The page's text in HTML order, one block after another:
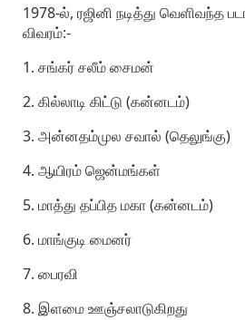
1978-ல், ரஜினி நடித்து வெளிவந்த
விவரம்:-
1. சங்கர் சலீம் சைமன்
2. கில்லாடி கிட்டு (கன்னடம்)
3. அன்னதம்முல சவால் (தெலுங்கு)
4. ஆயிரம் ஜென்மங்கள்
5. மாத்து தப்பித மகா (கன்னடம்)
6. மாங்குடி மைனர்
7. பைரவி
8. இளமை ஊஞ்சலாடுகிறது